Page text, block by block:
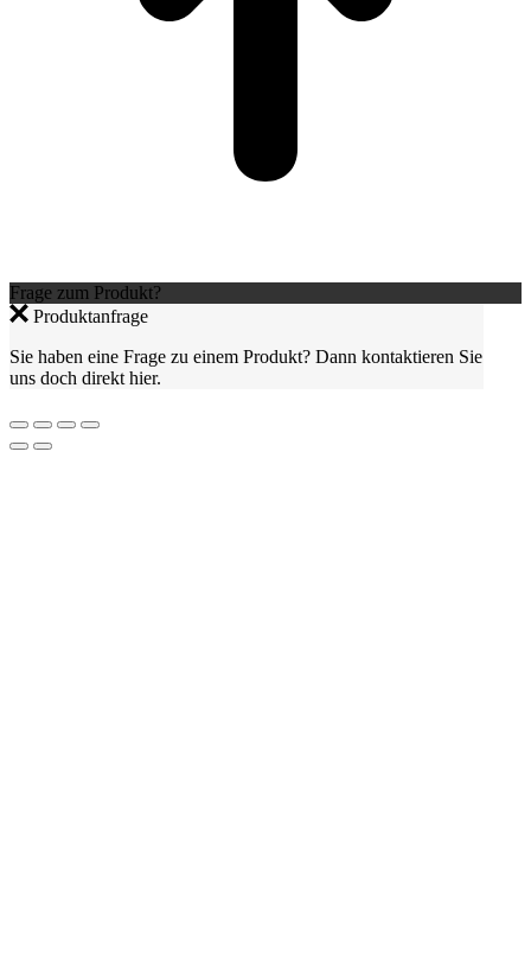
Frage zum Produkt?
Produktanfrage
Sie haben eine Frage zu einem Produkt? Dann kontaktieren Sie
uns doch direkt hier.